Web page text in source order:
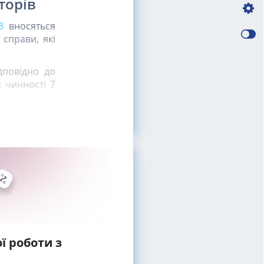
вносяться
які
до
7
роботи з